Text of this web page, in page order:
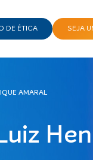
DE ÉTICA SEJA
AMARAL